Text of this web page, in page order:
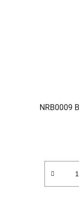
NRB0009